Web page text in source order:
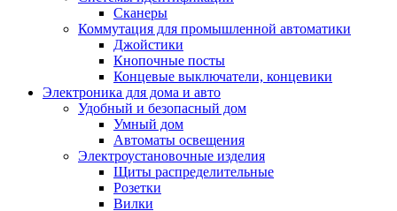
Сканеры
Коммутация для промышленной автоматики
Джойстики
Кнопочные посты
Концевые выключатели, концевики
Электроника для дома и авто
Удобный и безопасный дом
Умный дом
Автоматы освещения
Электроустановочные изделия
Щиты распределительные
Розетки
Вилки